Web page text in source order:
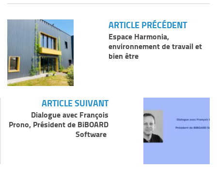
ARTICLE PRÉCÉDENT
Espace Harmonia,
environnement de travail et
bien être
ARTICLE SUIVANT
Dialogue avec François
Prono, Président de BiBOARD
Software